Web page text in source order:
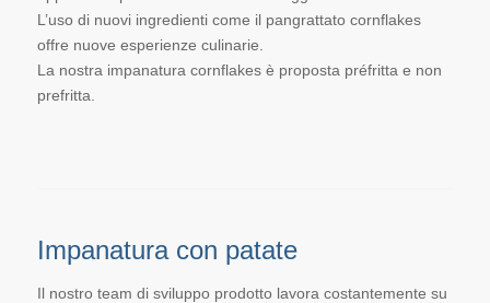
L’uso di nuovi ingredienti come il pangrattato cornflakes
offre nuove esperienze culinarie.
La nostra impanatura cornflakes è proposta préfritta e non
prefritta.
Impanatura con patate
Il nostro team di sviluppo prodotto lavora costantemente su